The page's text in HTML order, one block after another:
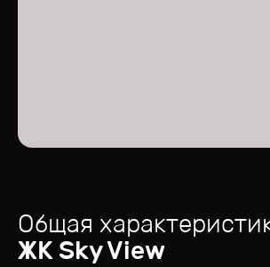
Общая
ЖК Sky View